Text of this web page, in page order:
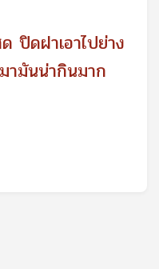
ปิดฝาเอาไปย่าง
ามันน่ากินมาก